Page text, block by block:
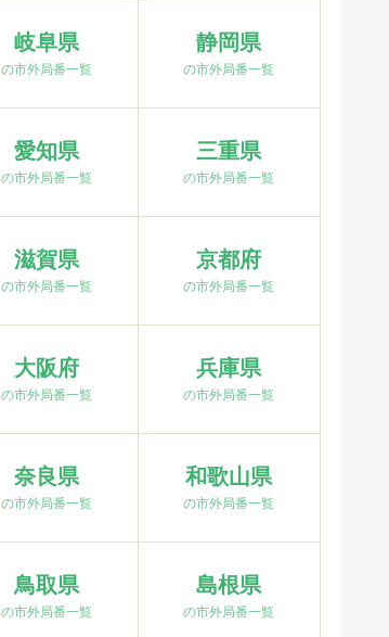
岐阜県
の市外局番一覧
静岡県
の市外局番一覧
愛知県
の市外局番一覧
三重県
の市外局番一覧
滋賀県
の市外局番一覧
京都府
の市外局番一覧
大阪府
の市外局番一覧
兵庫県
の市外局番一覧
奈良県
の市外局番一覧
和歌山県
の市外局番一覧
鳥取県
の市外局番一覧
島根県
の市外局番一覧